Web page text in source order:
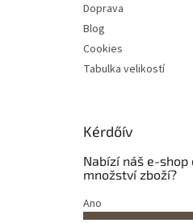
Doprava
Blog
Cookies
Tabulka velikostí
Kérdőív
Nabízí náš e-shop
množství zboží?
Ano